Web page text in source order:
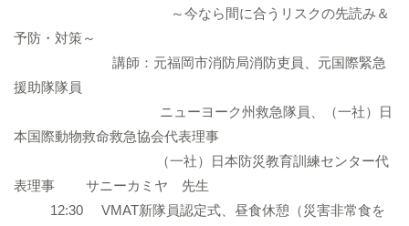
～今なら間に合うリスクの先読み＆
予防・対策～
講師：元福岡市消防局消防吏員、元国際緊急
援助隊隊員
ニューヨーク州救急隊員、（一社）日
本国際動物救命救急協会代表理事
（一社）日本防災教育訓練センター代
表理事 サニーカミヤ 先生
12:30 VMAT新隊員認定式、昼食休憩（災害非常食を